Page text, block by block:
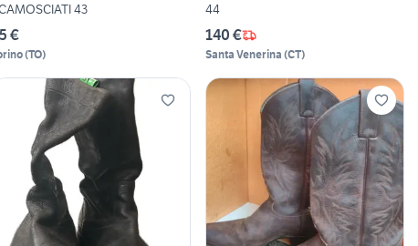
43
€
(TO)
44
140 €
Santa Venerina (CT)